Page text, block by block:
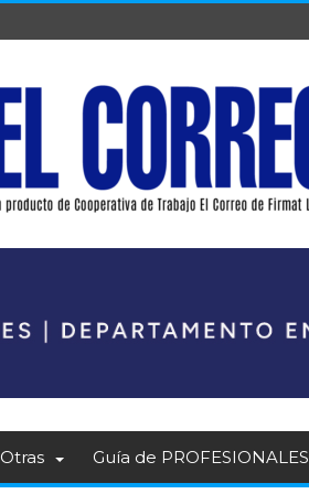
Otras Guía de PROFESIONALES